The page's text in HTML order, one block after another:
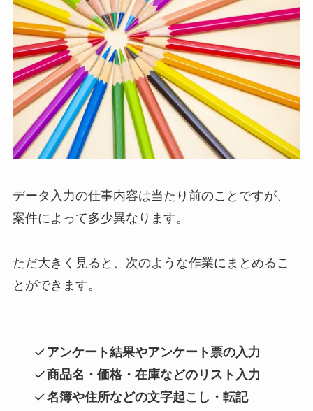
データ入力の仕事内容は当たり前のことですが、
案件によって多少異なります。
ただ大きく見ると、次のような作業にまとめるこ
とができます。
アンケート結果やアンケート票の入力
商品名・価格・在庫などのリスト入力
名簿や住所などの文字起こし・転記